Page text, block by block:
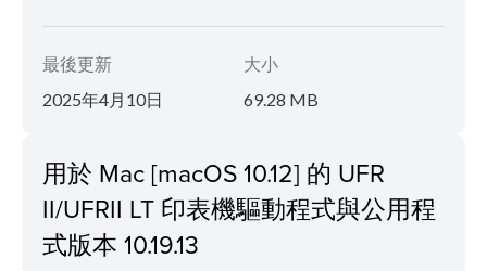
最後更新
2025年4月10日
大小
69.28 MB
用於 Mac [macOS 10.12] 的 UFR
II/UFRII LT 印表機驅動程式與公用程
式版本 10.19.13